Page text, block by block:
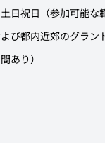
日祝日（参加可能な
び都内近郊のグラン
あり）